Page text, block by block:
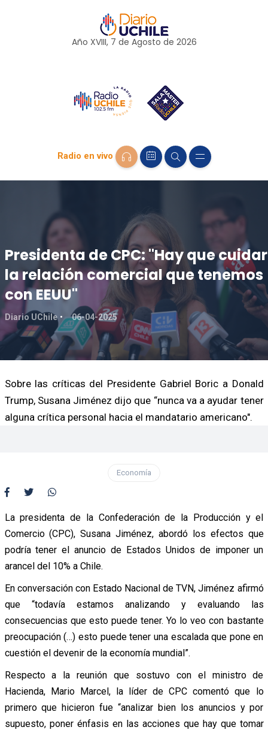
Año XVIII, 7 de Agosto de 2026
Radio en vivo
Presidenta de CPC: "Hay que cuidar
la relación comercial que tenemos
con EEUU"
Diario UChile 06-04-2025
Sobre las críticas del Presidente Gabriel Boric a Donald
Trump, Susana Jiménez dijo que “nunca va a ayudar tener
alguna crítica personal hacia el mandatario americano".
Economía
La presidenta de la Confederación de la Producción y el
Comercio (CPC), Susana Jiménez, abordó los efectos que
podría tener el anuncio de Estados Unidos de imponer un
arancel del 10% a Chile.
En conversación con Estado Nacional de TVN, Jiménez afirmó
que “todavía estamos analizando y evaluando las
consecuencias que esto puede tener. Yo lo veo con bastante
preocupación (…) esto puede tener una escalada que pone en
cuestión el devenir de la economía mundial”.
Respecto a la reunión que sostuvo con el ministro de
Hacienda, Mario Marcel, la líder de CPC comentó que lo
primero que hicieron fue “analizar bien los anuncios y por
supuesto, poner énfasis en las acciones que hay que tomar